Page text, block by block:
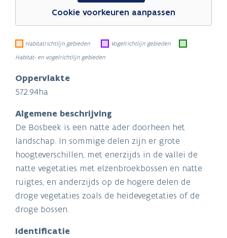
Cookie voorkeuren aanpassen
Habitatrichtlijn gebieden
Vogelrichtlijn gebieden
Habitat- en vogelrichtlijn gebieden
Oppervlakte
572.94ha
Algemene beschrijving
De Bosbeek is een natte ader doorheen het
landschap. In sommige delen zijn er grote
hoogteverschillen, met enerzijds in de vallei de
natte vegetaties met elzenbroekbossen en natte
ruigtes, en anderzijds op de hogere delen de
droge vegetaties zoals de heidevegetaties of de
droge bossen.
Identificatie